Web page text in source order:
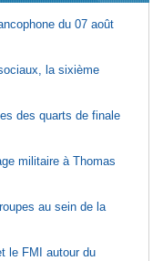
de sécurité, selon des
Promesse de la finale de la
?
Driss Lachguar - Les défis
courageux des causes
du 07 août
la sixième
des quarts de finale
militaire à Thomas
au sein de la
le FMI autour du